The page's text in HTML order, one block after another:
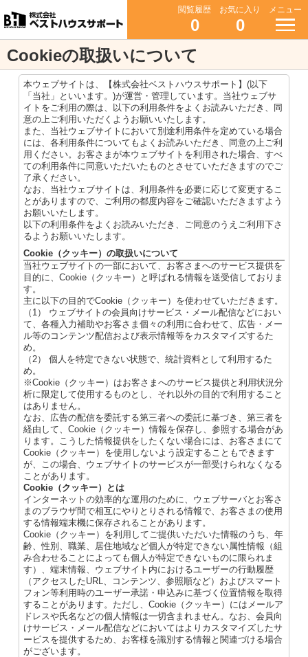
閲覧履歴
0
お気に入り
0
メニュー
Cookieの取扱いについて
本ウェブサイトは、【株式会社ベストハウスサポート】(以下
「当社」といいます。)が運営・管理しています。当社ウェブサ
イトをご利用の際は、以下の利用条件をよくお読みいただき、同
意の上ご利用いただくようお願いいたします。
また、当社ウェブサイトにおいて別途利用条件を定めている場合
には、各利用条件についてもよくお読みいただき、同意の上ご利
用ください。お客さまが本ウェブサイトを利用された場合、すべ
ての利用条件に同意いただいたものとさせていただきますのでご
了承ください。
なお、当社ウェブサイトは、利用条件を必要に応じて変更するこ
とがありますので、ご利用の都度内容をご確認いただきますよう
お願いいたします。
以下の利用条件をよくお読みいただき、ご同意のうえご利用下さ
るようお願いいたします。
Cookie（クッキー）の取扱いについて
当社ウェブサイトの一部において、お客さまへのサービス提供を
目的に、Cookie（クッキー）と呼ばれる情報を送受信しておりま
す。
主に以下の目的でCookie（クッキー）を使わせていただきます。
（1） ウェブサイトの会員向けサービス・メール配信などにおい
て、各種入力補助やお客さま個々の利用に合わせて、広告・メー
ル等のコンテンツ配信および表示情報等をカスタマイズするた
め。
（2） 個人を特定できない状態で、統計資料として利用するた
め。
※Cookie（クッキー）はお客さまへのサービス提供と利用状況分
析に限定して使用するものとし、それ以外の目的で利用すること
はありません。
なお、広告の配信を委託する第三者への委託に基づき、第三者を
経由して、Cookie（クッキー）情報を保存し、参照する場合があ
ります。こうした情報提供をしたくない場合には、お客さまにて
Cookie（クッキー）を使用しないよう設定することもできます
が、この場合、ウェブサイトのサービスが一部受けられなくなる
ことがあります。
Cookie（クッキー）とは
インターネットの効率的な運用のために、ウェブサーバとお客さ
まのブラウザ間で相互にやりとりされる情報で、お客さまの使用
する情報端末機に保存されることがあります。
Cookie（クッキー）を利用してご提供いただいた情報のうち、年
齢、性別、職業、居住地域など個人が特定できない属性情報（組
み合わせることによっても個人が特定できないものに限られま
す）、端末情報、ウェブサイト内におけるユーザーの行動履歴
（アクセスしたURL、コンテンツ、参照順など）およびスマート
フォン等利用時のユーザー承諾・申込みに基づく位置情報を取得
することがあります。ただし、Cookie（クッキー）にはメールア
ドレスや氏名などの個人情報は一切含まれません。なお、会員向
けサービス・メール配信などにおいてはよりカスタマイズしたサ
ービスを提供するため、お客様を識別する情報と関連づける場合
がございます。